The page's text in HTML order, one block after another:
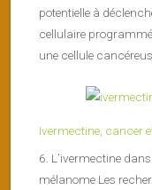
potentielle à
cellulaire
une cellule
Ivermectine, cancer
6. L’ivermectine
mélanome Les